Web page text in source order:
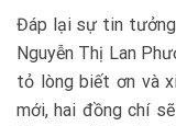
Đáp lại sự tin tưởng
Nguyễn Thị Lan
tỏ lòng biết ơn và
mới, hai đồng chí